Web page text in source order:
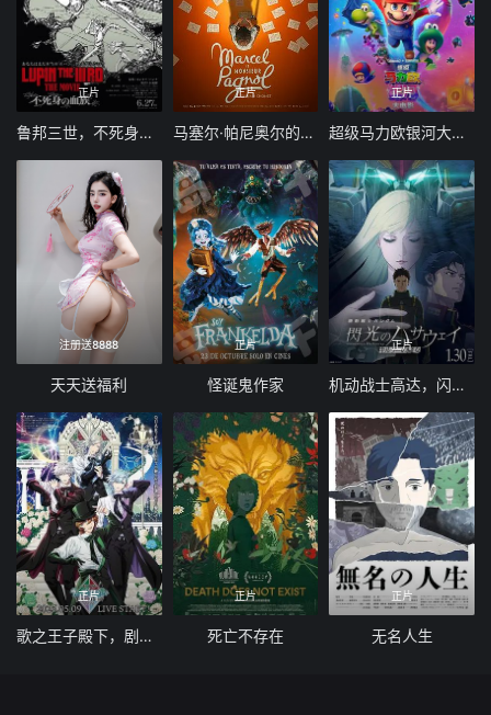
正片
鲁邦三世，不死身的血族
正片
马塞尔·帕尼奥尔的华丽人生
正片
超级马力欧银河大电影
注册送8888
天天送福利
正片
怪诞鬼作家
正片
机动战士高达，闪光的哈萨维喀耳刻的魔女
正片
歌之王子殿下，剧场版
正片
死亡不存在
正片
无名人生